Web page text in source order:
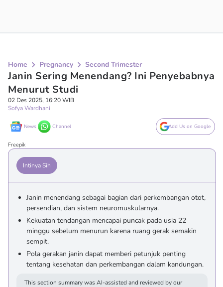
Home Pregnancy Second Trimester
Janin Sering Menendang? Ini Penyebabnya
Menurut Studi
02 Des 2025, 16:20 WIB
Sofya Wardhani
News Channel Add Us on Google
Freepik
Intinya Sih
Janin menendang sebagai bagian dari perkembangan otot,
persendian, dan sistem neuromuskularnya.
Kekuatan tendangan mencapai puncak pada usia 22
minggu sebelum menurun karena ruang gerak semakin
sempit.
Pola gerakan janin dapat memberi petunjuk penting
tentang kesehatan dan perkembangan dalam kandungan.
This section summary was AI-assisted and reviewed by our